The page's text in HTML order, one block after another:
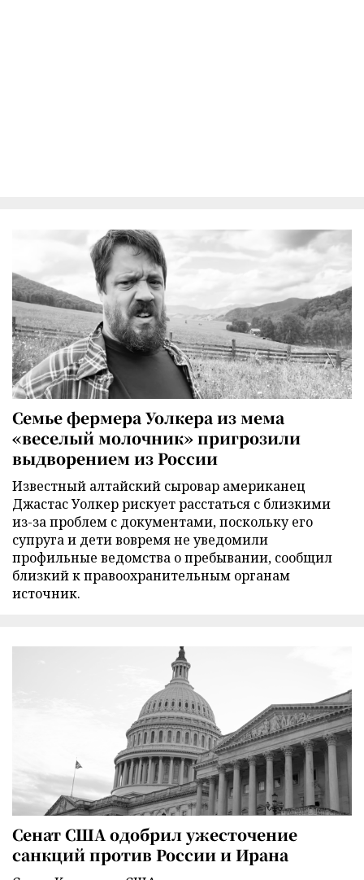
Семье фермера Уолкера из мема
«веселый молочник» пригрозили
выдворением из России
Известный алтайский сыровар американец
Джастас Уолкер рискует расстаться с близкими
из-за проблем с документами, поскольку его
супруга и дети вовремя не уведомили
профильные ведомства о пребывании, сообщил
близкий к правоохранительным органам
источник.
Сенат США одобрил ужесточение
санкций против России и Ирана